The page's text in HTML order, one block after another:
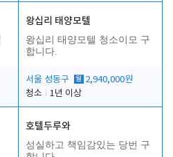
왕십리 태양모텔
왕십리 태양모텔 청소이모 구
합니다.
서울 성동구 월 2,940,000원
청소
1년 이상
호텔두루와
성실하고 책임감있는 당번 구